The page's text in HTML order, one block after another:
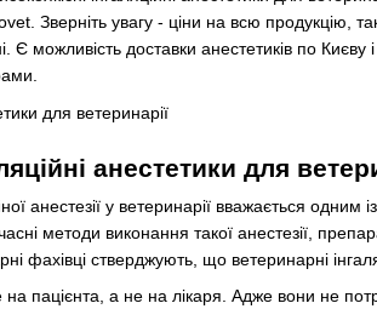
Зверніть увагу - ціни на всю продукцію,
Є можливість доставки анестетиків по
анестетики для
анестезії у ветеринарії вважається
методи виконання такої анестезії,
фахівці стверджують, що ветеринарні
пацієнта, а не на лікаря. Адже вони не